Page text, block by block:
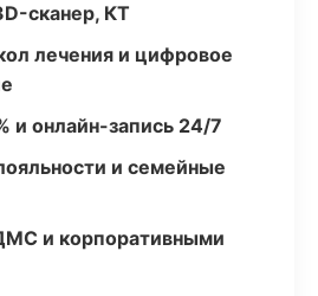
сканер, КТ
лечения и цифровое
и онлайн-запись 24/7
и семейные
и корпоративными